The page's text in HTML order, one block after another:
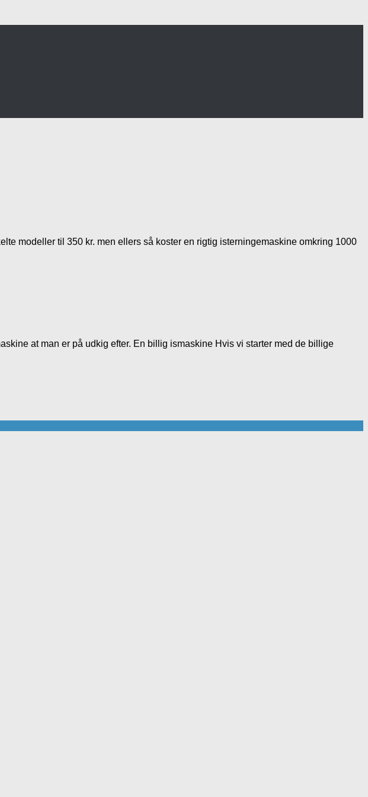
modeller til 350 kr. men ellers så koster en rigtig isterningemaskine omkring 1000
at man er på udkig efter. En billig ismaskine Hvis vi starter med de billige